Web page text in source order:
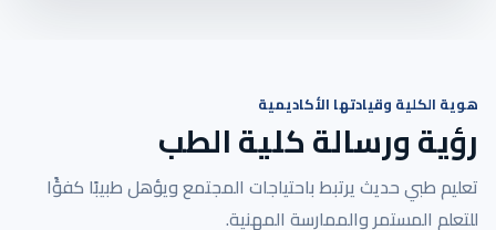
هوية الكلية وقيادتها الأكاديمية
رؤية ورسالة كلية الطب
تعليم طبي حديث يرتبط باحتياجات المجتمع ويؤهل طبيبًا كفؤًا
للتعلم المستمر والممارسة المهنية.